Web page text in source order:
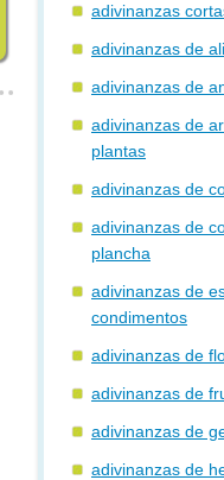
adivinanzas
adivinanzas de
adivinanzas de
adivinanzas de
plantas
adivinanzas de
adivinanzas de
plancha
adivinanzas de
condimentos
adivinanzas de
adivinanzas de
adivinanzas de
adivinanzas de